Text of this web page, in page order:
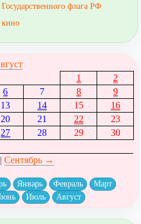
флага РФ
кино
1
2
6 7 8
9
13 14 15
16
20 21 22
23
27 28 29
30
Сентябрь →
Январь Февраль
Март
Июль Август